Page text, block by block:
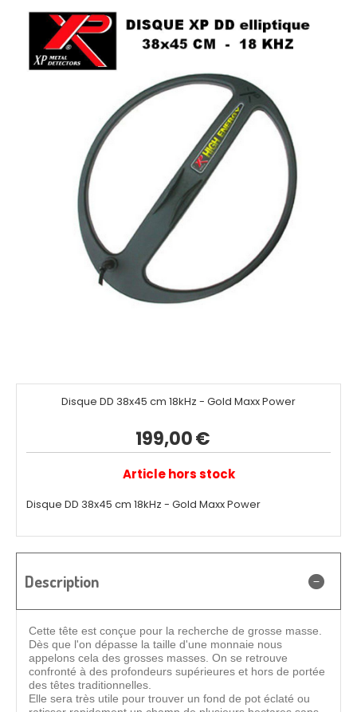
Disque DD 38x45 cm 18kHz - Gold Maxx Power
199,00€
Article hors stock
Disque DD 38x45 cm 18kHz - Gold Maxx Power
Description
Cette tête est conçue pour la recherche de grosse masse.
Dès que l'on dépasse la taille d'une monnaie nous
appelons cela des grosses masses. On se retrouve
confronté à des profondeurs supérieures et hors de portée
des têtes traditionnelles.
Elle sera très utile pour trouver un fond de pot éclaté ou